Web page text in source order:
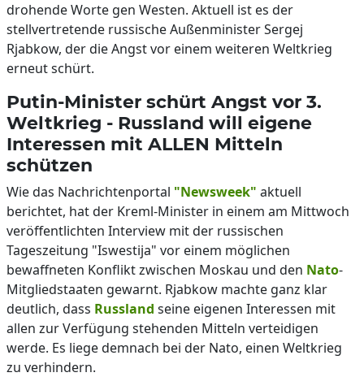
drohende Worte gen Westen. Aktuell ist es der
stellvertretende russische Außenminister Sergej
Rjabkow, der die Angst vor einem weiteren Weltkrieg
erneut schürt.
Putin-Minister schürt Angst vor 3.
Weltkrieg - Russland will eigene
Interessen mit ALLEN Mitteln
schützen
Wie das Nachrichtenportal "Newsweek" aktuell
berichtet, hat der Kreml-Minister in einem am Mittwoch
veröffentlichten Interview mit der russischen
Tageszeitung "Iswestija" vor einem möglichen
bewaffneten Konflikt zwischen Moskau und den Nato-
Mitgliedstaaten gewarnt. Rjabkow machte ganz klar
deutlich, dass Russland seine eigenen Interessen mit
allen zur Verfügung stehenden Mitteln verteidigen
werde. Es liege demnach bei der Nato, einen Weltkrieg
zu verhindern.